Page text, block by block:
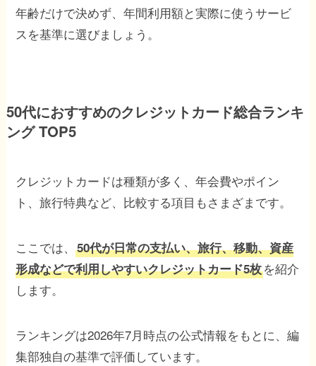
年齢だけで決めず、年間利用額と実際に使うサービ
スを基準に選びましょう。
50代におすすめのクレジットカード総合ランキ
ング TOP5
クレジットカードは種類が多く、年会費やポイン
ト、旅行特典など、比較する項目もさまざまです。
ここでは、50代が日常の支払い、旅行、移動、資産
形成などで利用しやすいクレジットカード5枚を紹介
します。
ランキングは2026年7月時点の公式情報をもとに、編
集部独自の基準で評価しています。